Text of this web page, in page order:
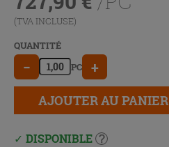
(TVA INCLUSE)
QUANTITÉ
− PC +
AJOUTER AU PANIER
DISPONIBLE